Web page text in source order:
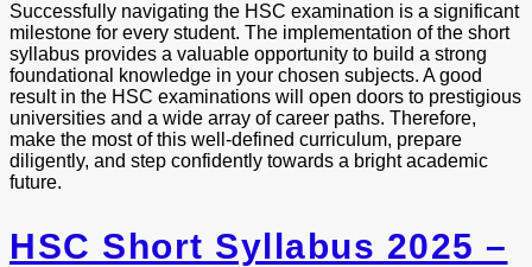
Successfully navigating the HSC examination is a significant
milestone for every student. The implementation of the short
syllabus provides a valuable opportunity to build a strong
foundational knowledge in your chosen subjects. A good
result in the HSC examinations will open doors to prestigious
universities and a wide array of career paths. Therefore,
make the most of this well-defined curriculum, prepare
diligently, and step confidently towards a bright academic
future.
HSC Short Syllabus 2025 –